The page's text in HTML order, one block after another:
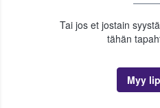
Tai jos et jostain
tähän
Myy